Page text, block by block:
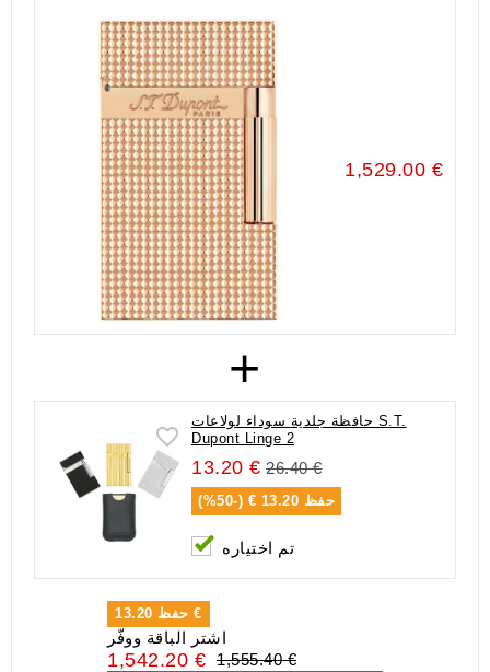
1,529.00 €
+
حافظة جلدية سوداء لولاعات S.T.
Dupont Linge 2
13.20 € 26.40 €
حفظ 13.20 € (-50%)
تم اختياره
حفظ 13.20 €
اشتر الباقة ووفّر
1,542.20 € 1,555.40 €